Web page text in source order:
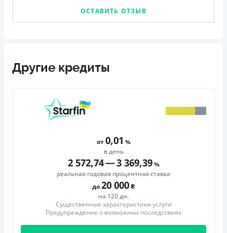
ОСТАВИТЬ ОТЗЫВ
Другие кредиты
от0,01
в день
2 572,74—3 369,39
реальная годовая процентная ставка
до20 000
на 120 дн.
Существенные характеристики услуги
Предупреждение о возможных последствиях